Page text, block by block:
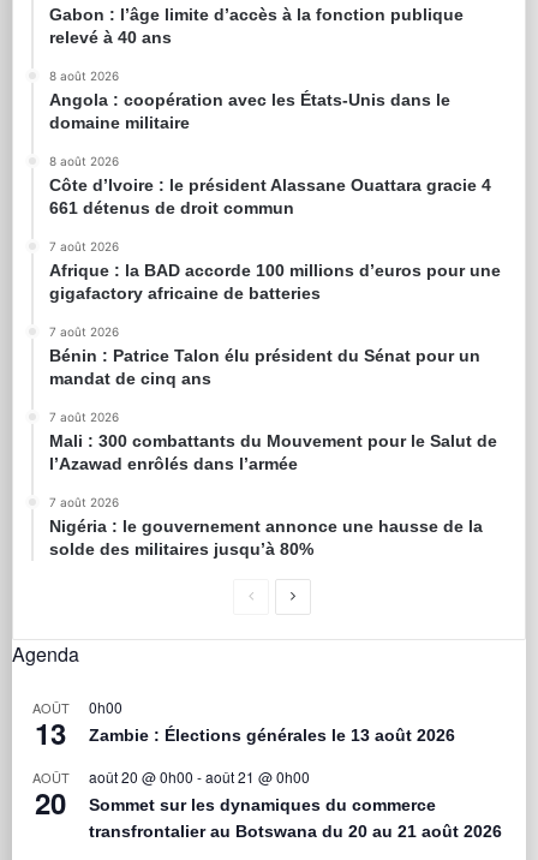
Gabon : l’âge limite d’accès à la fonction publique
relevé à 40 ans
8 août 2026
Angola : coopération avec les États-Unis dans le
domaine militaire
8 août 2026
Côte d’Ivoire : le président Alassane Ouattara gracie 4
661 détenus de droit commun
7 août 2026
Afrique : la BAD accorde 100 millions d’euros pour une
gigafactory africaine de batteries
7 août 2026
Bénin : Patrice Talon élu président du Sénat pour un
mandat de cinq ans
7 août 2026
Mali : 300 combattants du Mouvement pour le Salut de
l’Azawad enrôlés dans l’armée
7 août 2026
Nigéria : le gouvernement annonce une hausse de la
solde des militaires jusqu’à 80%
Agenda
AOÛT
13
0h00
Zambie : Élections générales le 13 août 2026
AOÛT
20
août 20 @ 0h00 -août 21 @ 0h00
Sommet sur les dynamiques du commerce
transfrontalier au Botswana du 20 au 21 août 2026